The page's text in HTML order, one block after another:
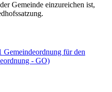
Gemeinde einzureichen ist,
für den
- GO)